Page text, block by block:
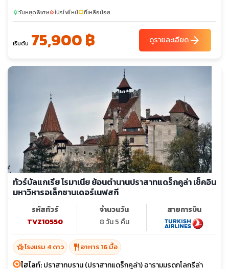
sunnyวันหยุดพิเศษlocal_fire_departmentโปรไฟไหม้confirmation_numberที่เหลือน้อย
เริ่มต้น 75,900 ฿ ดูรายละเอียดarrow_forward
ทัวร์บัลแกเรีย โรมาเนีย ย้อนตำนานปราสาทแดร็กคูล่า เช็คอิน
มหาวิหารอเล็กซานเดอร์เนฟสกี
รหัสทัวร์
TVZ10550
จำนวนวัน
8 วัน 5 คืน
สายการบิน
hotel_classโรงแรม 4 ดาว restaurant อาหาร 16 มื้อ
ไฮไลท์:ปราสาทบราน (ปราสาทแดร็กคูล่า) อารามมรดกโลกรีล่า